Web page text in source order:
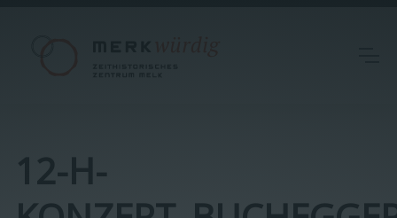
12-H-